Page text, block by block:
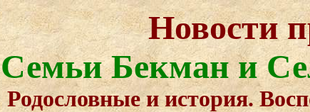
Новости
Семьи Бекман и
Родословные и история.